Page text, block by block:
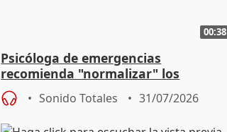
00:38
Psicóloga de emergencias
recomienda "normalizar" los
síntomas tras sufrir un incendio
Sonido Totales 31/07/2026